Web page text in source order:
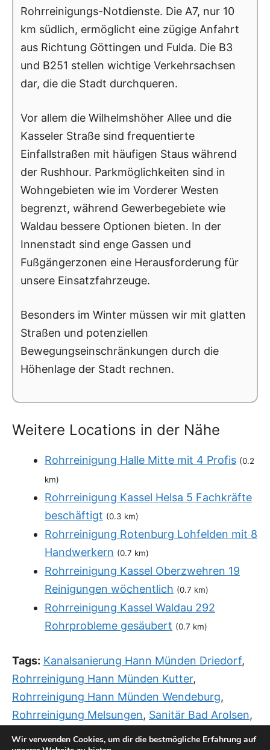
Rohrreinigungs-Notdienste. Die A7, nur 10
km südlich, ermöglicht eine zügige Anfahrt
aus Richtung Göttingen und Fulda. Die B3
und B251 stellen wichtige Verkehrsachsen
dar, die die Stadt durchqueren.
Vor allem die Wilhelmshöher Allee und die
Kasseler Straße sind frequentierte
Einfallstraßen mit häufigen Staus während
der Rushhour. Parkmöglichkeiten sind in
Wohngebieten wie im Vorderer Westen
begrenzt, während Gewerbegebiete wie
Waldau bessere Optionen bieten. In der
Innenstadt sind enge Gassen und
Fußgängerzonen eine Herausforderung für
unsere Einsatzfahrzeuge.
Besonders im Winter müssen wir mit glatten
Straßen und potenziellen
Bewegungseinschränkungen durch die
Höhenlage der Stadt rechnen.
Weitere Locations in der Nähe
Rohrreinigung Halle Mitte mit 4 Profis (0.2
km)
Rohrreinigung Kassel Helsa 5 Fachkräfte
beschäftigt (0.3 km)
Rohrreinigung Rotenburg Lohfelden mit 8
Handwerkern (0.7 km)
Rohrreinigung Kassel Oberzwehren 19
Reinigungen wöchentlich (0.7 km)
Rohrreinigung Kassel Waldau 292
Rohrprobleme gesäubert (0.7 km)
Tags: Kanalsanierung Hann Münden Driedorf,
Rohrreinigung Hann Münden Kutter,
Rohrreinigung Hann Münden Wendeburg,
Rohrreinigung Melsungen, Sanitär Bad Arolsen,
Wir verwenden Cookies, um dir die bestmögliche Erfahrung auf